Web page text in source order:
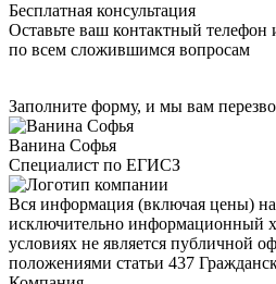
Бесплатная консультация
Оставьте ваш контактный телефон
по всем сложившимся вопросам
Заполните форму, и мы вам
Ванина Софья
Специалист по ЕГИСЗ
Вся информация (включая цены) на
исключительно информационный
условиях не является публичной
положениями статьи 437